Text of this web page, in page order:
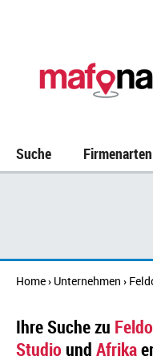
Suche Firmenarten
Home› Unternehmen ›
Ihre Suche zu
Studio und Afrika